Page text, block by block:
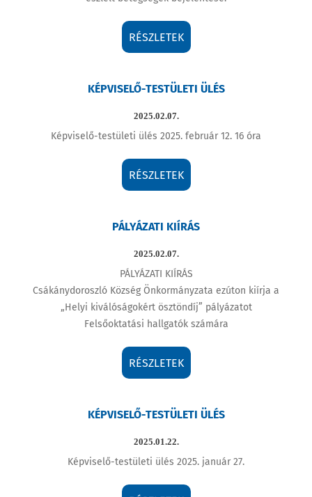
RÉSZLETEK
KÉPVISELŐ-TESTÜLETI ÜLÉS
2025.02.07.
Képviselő-testületi ülés 2025. február 12. 16 óra
RÉSZLETEK
PÁLYÁZATI KIÍRÁS
2025.02.07.
PÁLYÁZATI KIÍRÁS
Csákánydoroszló Község Önkormányzata ezúton kiírja a
„Helyi kiválóságokért ösztöndíj” pályázatot
Felsőoktatási hallgatók számára
RÉSZLETEK
KÉPVISELŐ-TESTÜLETI ÜLÉS
2025.01.22.
Képviselő-testületi ülés 2025. január 27.